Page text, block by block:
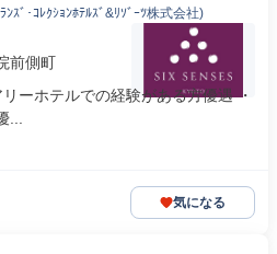
ｽﾞ･ｺﾚｸｼｮﾝﾎﾃﾙｽﾞ&ﾘｿﾞｰﾂ株式会社)
前側町
ーホテルでの経験がある方優遇 ・
気になる